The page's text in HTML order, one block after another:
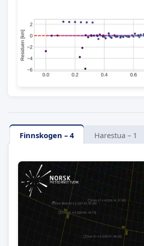
Finnskogen – 4 Harestua – 1